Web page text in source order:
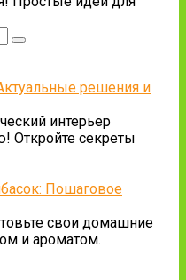
решения и
интерьер
Откройте секреты
Пошаговое
свои домашние
и ароматом.